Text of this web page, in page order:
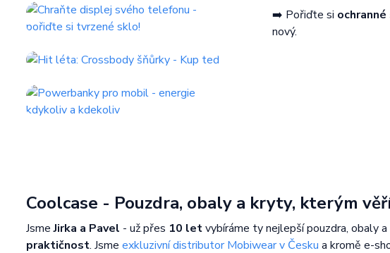
➡️ Pořiďte si
nový.
Coolcase - Pouzdra, obaly a kryty, kterým
JsmeJirka a Pavel - už přes 10 letvybíráme ty nejlepší pouzdra, obaly
praktičnost. Jsme exkluzivní distributor Mobiwear v Česku a kromě e-